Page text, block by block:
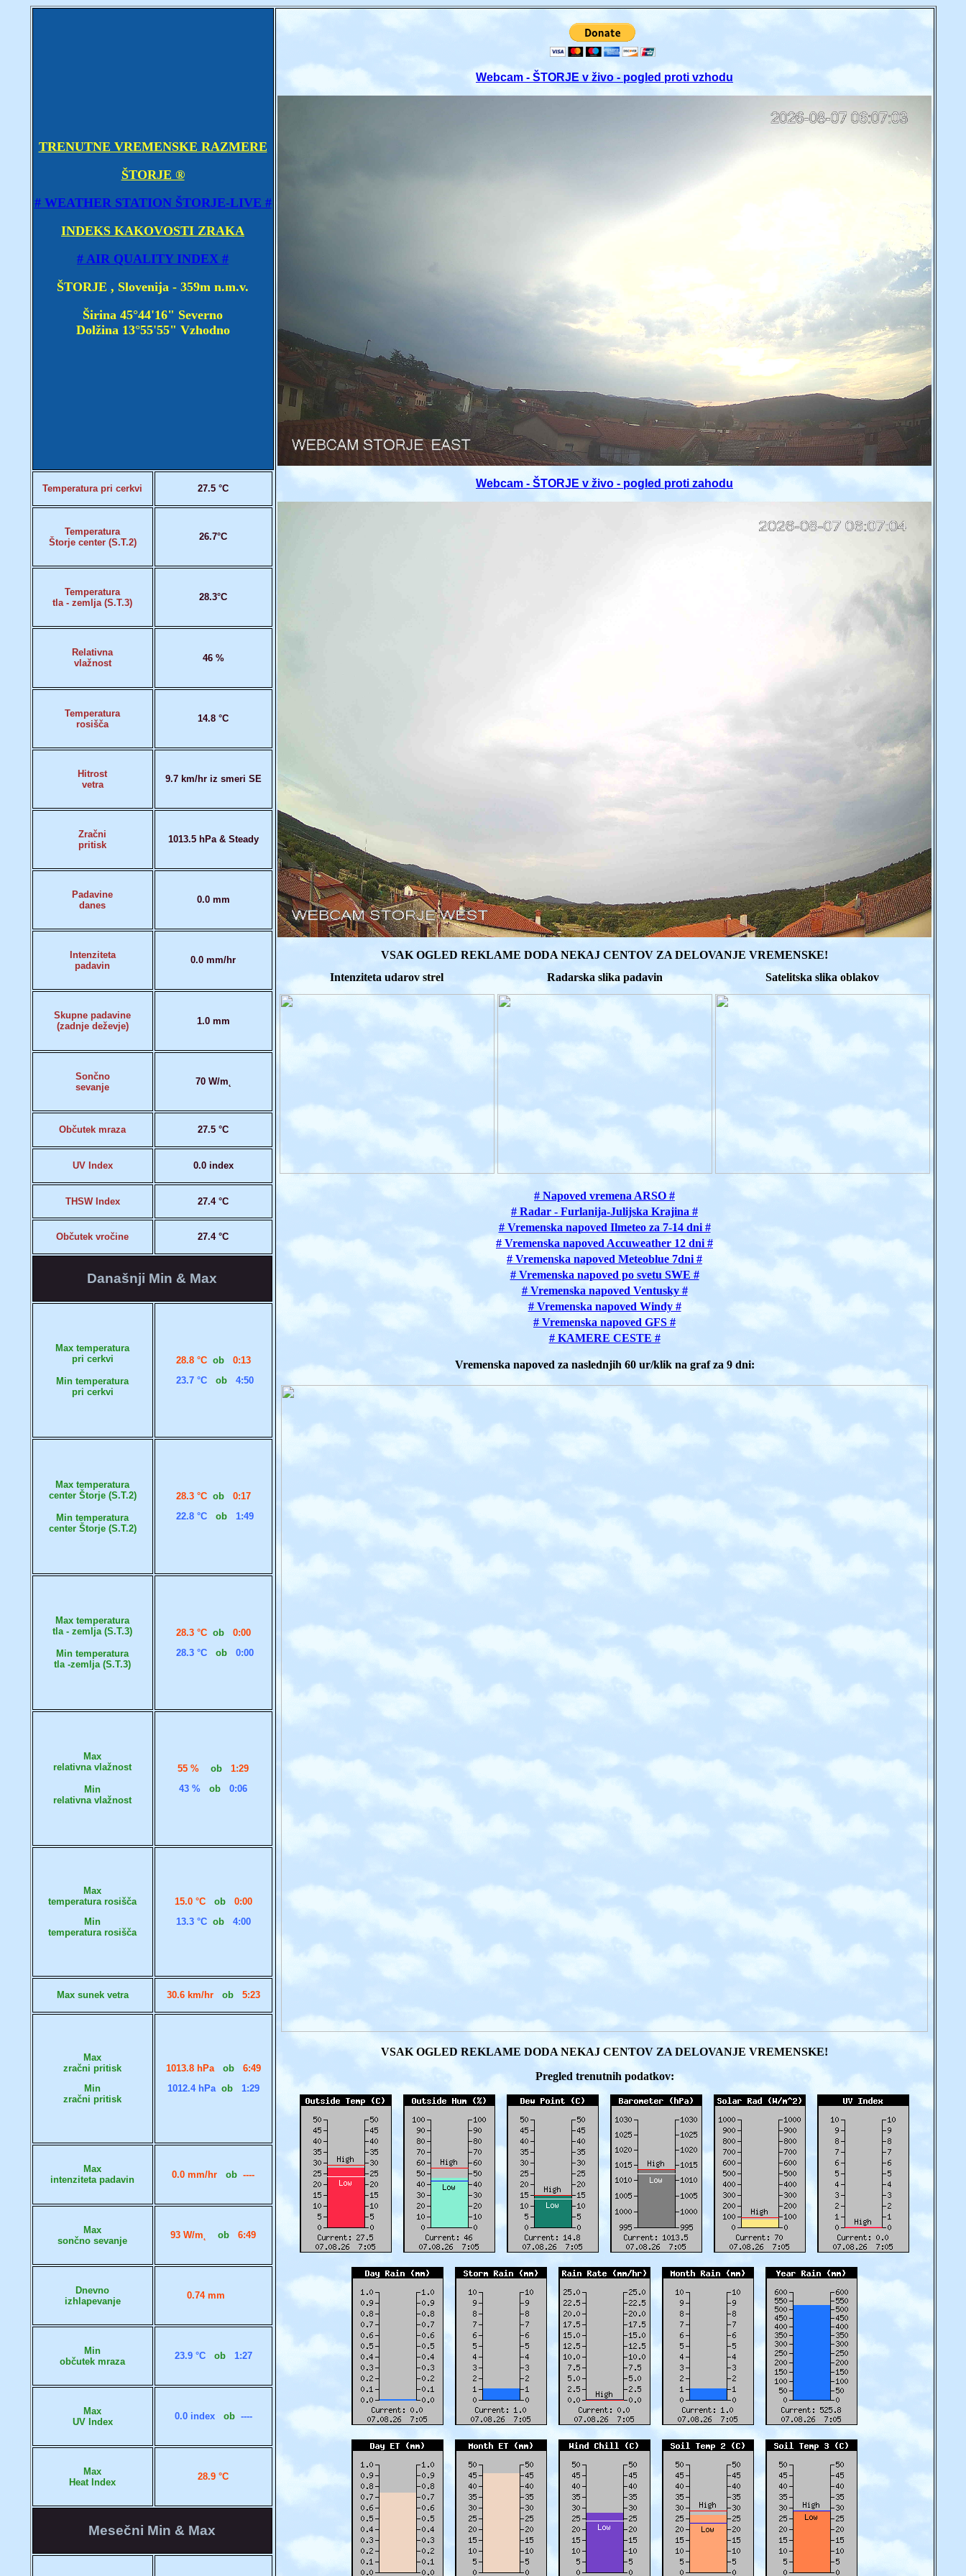
TRENUTNE VREMENSKE RAZMERE
ŠTORJE ®
# WEATHER STATION ŠTORJE-LIVE #
INDEKS KAKOVOSTI ZRAKA
# AIR QUALITY INDEX #
ŠTORJE , Slovenija - 359m n.m.v.
Širina 45°44'16" Severno
Dolžina 13°55'55" Vzhodno
Webcam - ŠTORJE v živo - pogled proti vzhodu
Webcam - ŠTORJE v živo - pogled proti zahodu
VSAK OGLED REKLAME DODA NEKAJ CENTOV ZA DELOVANJE VREMENSKE!
Intenziteta udarov strel
Radarska slika padavin Satelitska slika oblakov
# Napoved vremena ARSO #
# Radar - Furlanija-Julijska Krajina #
# Vremenska napoved Ilmeteo za 7-14 dni #
# Vremenska napoved Accuweather 12 dni #
# Vremenska napoved Meteoblue 7dni #
# Vremenska napoved po svetu SWE #
# Vremenska napoved Ventusky #
# Vremenska napoved Windy #
# Vremenska napoved GFS #
# KAMERE CESTE #
Vremenska napoved za naslednjih 60 ur/klik na graf za 9 dni:
VSAK OGLED REKLAME DODA NEKAJ CENTOV ZA DELOVANJE VREMENSKE!
Pregled trenutnih podatkov:
Temperatura pri cerkvi 27.5 °C
Temperatura
Štorje center (S.T.2)
26.7°C
Temperatura
tla - zemlja (S.T.3)
28.3°C
Relativna
vlažnost
46 %
Temperatura
rosišča
14.8 °C
Hitrost
vetra
9.7 km/hr iz smeri SE
Zračni
pritisk
1013.5 hPa & Steady
Padavine
danes
0.0 mm
Intenziteta
padavin
0.0 mm/hr
Skupne padavine
(zadnje deževje)
1.0 mm
Sončno
sevanje
70 W/m˛
Občutek mraza 27.5 °C
UV Index 0.0 index
THSW Index 27.4 °C
Občutek vročine 27.4 °C
Današnji Min & Max
Max temperatura
pri cerkvi
Min temperatura
pri cerkvi
28.8 °Cob
0:13
23.7 °C
ob 4:50
Max temperatura
center Štorje (S.T.2)
Min temperatura
center Štorje (S.T.2)
28.3 °Cob
0:17
22.8 °C
ob 1:49
Max temperatura
tla - zemlja (S.T.3)
Min temperatura
tla -zemlja (S.T.3)
28.3 °Cob
0:00
28.3 °C
ob 0:00
Max
relativna vlažnost
Min
relativna vlažnost
55 % ob
1:29
43 %
ob 0:06
Max
temperatura rosišča
Min
temperatura rosišča
15.0 °Cob
0:00
13.3 °C ob 4:00
Max sunek vetra 30.6 km/hrob 5:23
Max
zračni pritisk
Min
zračni pritisk
1013.8 hPaob
6:49
1012.4 hPaob 1:29
Max
intenziteta padavin
0.0 mm/hr ob ----
Max
sončno sevanje
93 W/m˛ ob 6:49
Dnevno
izhlapevanje
0.74 mm
Min
občutek mraza
23.9 °Cob 1:27
Max
UV Index
0.0 indexob ----
Max
Heat Index
28.9 °C
Mesečni Min & Max